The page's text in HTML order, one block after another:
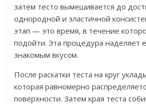
затем тесто вымешивается до
однородной и эластичной
этап — это время, в течение
подойти. Эта процедура наделяет
знакомым вкусом.
После раскатки теста на круг
которая равномерно
поверхности. Затем края теста